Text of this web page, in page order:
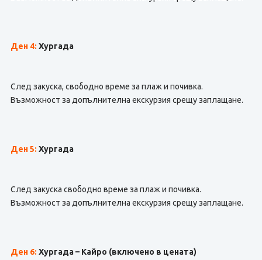
Ден 4: Хургада
След закуска, свободно време за плаж и почивка.
Възможност за допълнителна екскурзия срещу заплащане.
Ден 5: Хургада
След закуска свободно време за плаж и почивка.
Възможност за допълнителна екскурзия срещу заплащане.
Ден 6: Хургада – Кайро (включено в цената)